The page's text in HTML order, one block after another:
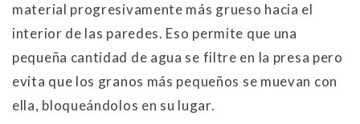
material progresivamente más grueso hacia el
interior de las paredes. Eso permite que una
pequeña cantidad de agua se filtre en la presa pero
evita que los granos más pequeños se muevan con
ella, bloqueándolos en su lugar.